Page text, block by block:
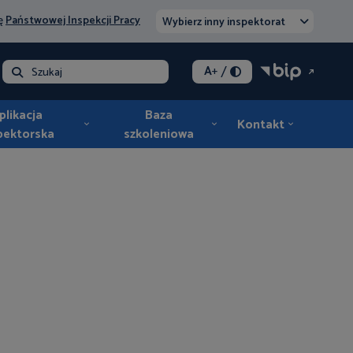
Państwowej Inspekcji Pracy Wybierz inny inspektorat
- opłata
Szukaj A+/
Baza
szkoleniowa
Kontakt